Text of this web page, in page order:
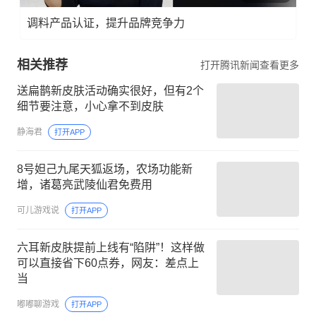
调料产品认证，提升品牌竞争力
相关推荐 打开腾讯新闻查看更多
送扁鹊新皮肤活动确实很好，但有2个
细节要注意，小心拿不到皮肤
静海君 打开APP
8号妲己九尾天狐返场，农场功能新
增，诸葛亮武陵仙君免费用
可儿游戏说 打开APP
六耳新皮肤提前上线有“陷阱”！这样做
可以直接省下60点券，网友：差点上
当
嘟嘟聊游戏 打开APP